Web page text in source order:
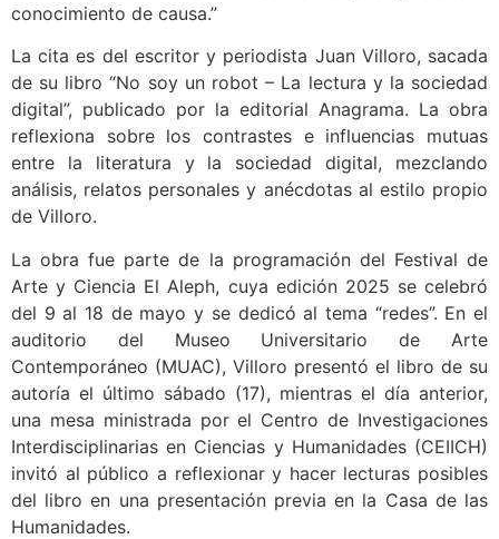
conocimiento de causa.”
La cita es del escritor y periodista Juan Villoro, sacada
de su libro “No soy un robot – La lectura y la sociedad
digital”, publicado por la editorial Anagrama. La obra
reflexiona sobre los contrastes e influencias mutuas
entre la literatura y la sociedad digital, mezclando
análisis, relatos personales y anécdotas al estilo propio
de Villoro.
La obra fue parte de la programación del Festival de
Arte y Ciencia El Aleph, cuya edición 2025 se celebró
del 9 al 18 de mayo y se dedicó al tema “redes”. En el
auditorio del Museo Universitario de Arte
Contemporáneo (MUAC), Villoro presentó el libro de su
autoría el último sábado (17), mientras el día anterior,
una mesa ministrada por el Centro de Investigaciones
Interdisciplinarias en Ciencias y Humanidades (CEIICH)
invitó al público a reflexionar y hacer lecturas posibles
del libro en una presentación previa en la Casa de las
Humanidades.